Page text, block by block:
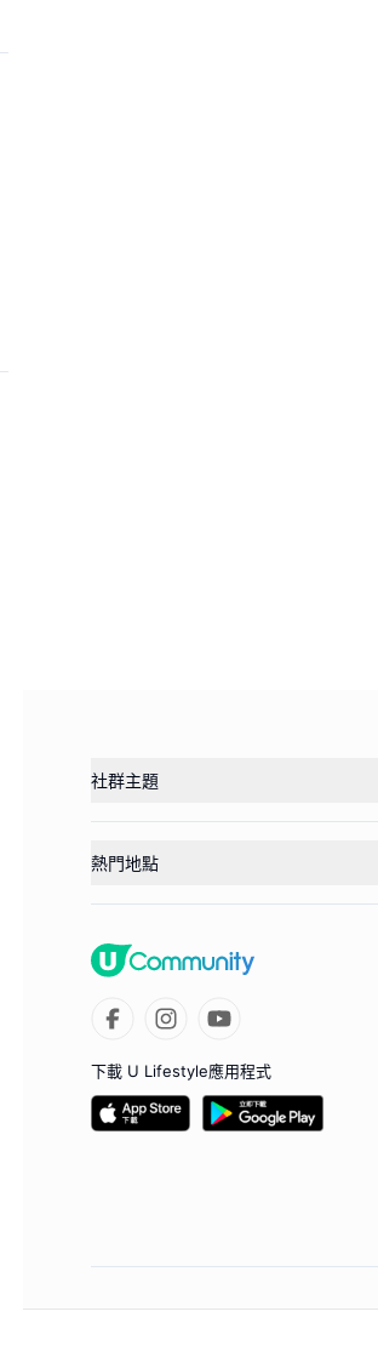
社群主題
熱門地點
下載 U Lifestyle應用程式